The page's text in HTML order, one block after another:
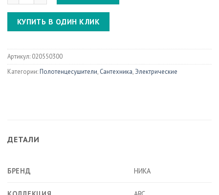
КУПИТЬ В ОДИН КЛИК
Артикул: 020550300
Категории:Полотенцесушители, Сантехника, Электрические
ДЕТАЛИ
БРЕНД НИКА